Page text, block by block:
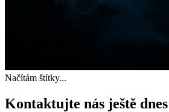
Načítám štítky...
Kontaktujte nás ještě dnes